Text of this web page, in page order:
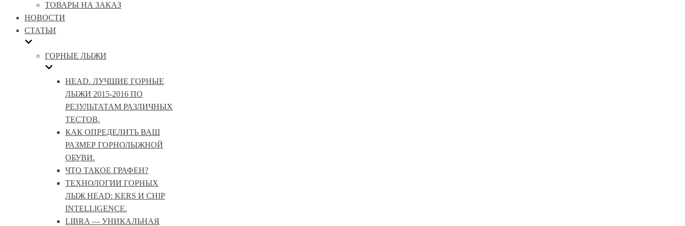
ТОВАРЫ НА ЗАКАЗ
НОВОСТИ
СТАТЬИ
ГОРНЫЕ ЛЫЖИ
HEAD. ЛУЧШИЕ ГОРНЫЕ
ЛЫЖИ 2015-2016 ПО
РЕЗУЛЬТАТАМ РАЗЛИЧНЫХ
ТЕСТОВ.
КАК ОПРЕДЕЛИТЬ ВАШ
РАЗМЕР ГОРНОЛЫЖНОЙ
ОБУВИ.
ЧТО ТАКОЕ ГРАФЕН?
ТЕХНОЛОГИИ ГОРНЫХ
ЛЫЖ HEAD: KERS И CHIP
INTELLIGENCE.
LIBRA — УНИКАЛЬНАЯ